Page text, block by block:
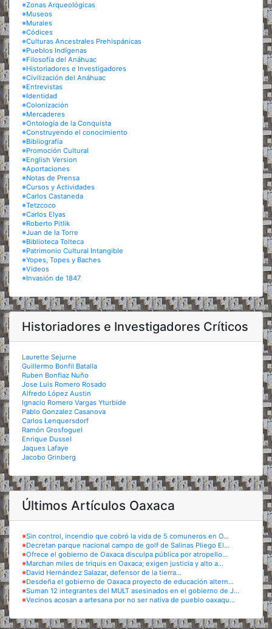
※Zonas Arqueológicas
※Museos
※Murales
※Códices
※Culturas Ancestrales Prehispánicas
※Pueblos Indígenas
※Filosofía del Anáhuac
※Historiadores e Investigadores
※Civilización del Anáhuac
※Entrevistas
※Identidad
※Colonización
※Mercaderes
※Ontología de la Conquista
※Construyendo el conocimiento
※Bibliografía
※Promoción Cultural
※English Version
※Aportaciones
※Notas de Prensa
※Cursos y Actividades
※Carlos Castaneda
※Tetzcoco
※Carlos Elyas
※Roberto Pitlik
※Juan de la Torre
※Biblioteca Tolteca
※Patrimonio Cultural Intangible
※Yopes, Topes y Baches
※Videos
※Invasión de 1847
Historiadores e Investigadores Críticos
Laurette Sejurne
Guillermo Bonfil Batalla
Ruben Bonfiaz Nuño
Jose Luis Romero Rosado
Alfredo López Austin
Ignacio Romero Vargas Yturbide
Pablo Gonzalez Casanova
Carlos Lenquersdorf
Ramón Grosfoguel
Enrique Dussel
Jaques Lafaye
Jacobo Grinberg
Últimos Artículos Oaxaca
※Sin control, incendio que cobró la vida de 5 comuneros en O...
※Decretan parque nacional campo de golf de Salinas Pliego El...
※Ofrece el gobierno de Oaxaca disculpa pública por atropello...
※Marchan miles de triquis en Oaxaca; exigen justicia y alto a...
※David Hernández Salazar, defensor de la tierra...
※Desdeña el gobierno de Oaxaca proyecto de educación altern...
※Suman 12 integrantes del MULT asesinados en el gobierno de J...
※Vecinos acosan a artesana por no ser nativa de pueblo oaxaqu...